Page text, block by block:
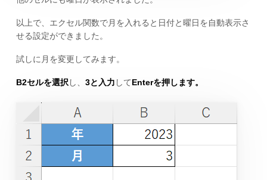
以上で、エクセル関数で月を入れると日付と曜日を自動表示さ
せる設定ができました。
試しに月を変更してみます。
B2セルを選択 し、 3と入力 してEnterを押します。